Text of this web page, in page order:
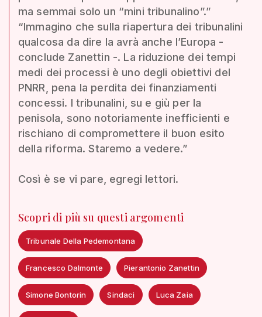
ma semmai solo un “mini tribunalino”.”
“Immagino che sulla riapertura dei tribunalini
qualcosa da dire la avrà anche l’Europa -
conclude Zanettin -. La riduzione dei tempi
medi dei processi è uno degli obiettivi del
PNRR, pena la perdita dei finanziamenti
concessi. I tribunalini, su e giù per la
penisola, sono notoriamente inefficienti e
rischiano di compromettere il buon esito
della riforma. Staremo a vedere.”
Così è se vi pare, egregi lettori.
Scopri di più su questi argomenti
Tribunale Della Pedemontana
Francesco Dalmonte Pierantonio Zanettin
Simone Bontorin Sindaci Luca Zaia